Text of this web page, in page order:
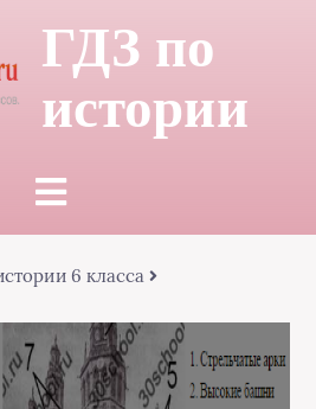
ГДЗ по
истории
6 класса